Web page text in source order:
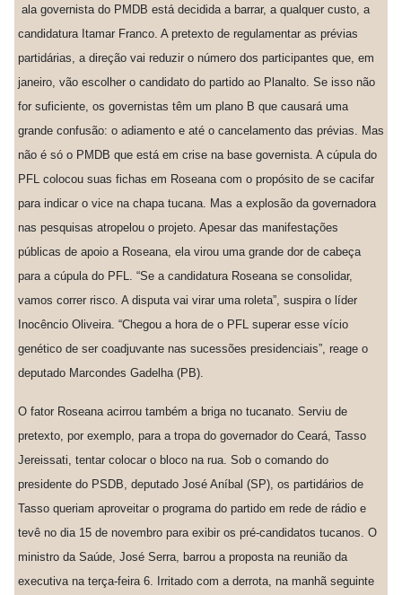
ala governista do PMDB está decidida a barrar, a qualquer custo, a
candidatura Itamar Franco. A pretexto de regulamentar as prévias
partidárias, a direção vai reduzir o número dos participantes que, em
janeiro, vão escolher o candidato do partido ao Planalto. Se isso não
for suficiente, os governistas têm um plano B que causará uma
grande confusão: o adiamento e até o cancelamento das prévias. Mas
não é só o PMDB que está em crise na base governista. A cúpula do
PFL colocou suas fichas em Roseana com o propósito de se cacifar
para indicar o vice na chapa tucana. Mas a explosão da governadora
nas pesquisas atropelou o projeto. Apesar das manifestações
públicas de apoio a Roseana, ela virou uma grande dor de cabeça
para a cúpula do PFL. “Se a candidatura Roseana se consolidar,
vamos correr risco. A disputa vai virar uma roleta”, suspira o líder
Inocêncio Oliveira. “Chegou a hora de o PFL superar esse vício
genético de ser coadjuvante nas sucessões presidenciais”, reage o
deputado Marcondes Gadelha (PB).
O fator Roseana acirrou também a briga no tucanato. Serviu de
pretexto, por exemplo, para a tropa do governador do Ceará, Tasso
Jereissati, tentar colocar o bloco na rua. Sob o comando do
presidente do PSDB, deputado José Aníbal (SP), os partidários de
Tasso queriam aproveitar o programa do partido em rede de rádio e
tevê no dia 15 de novembro para exibir os pré-candidatos tucanos. O
ministro da Saúde, José Serra, barrou a proposta na reunião da
executiva na terça-feira 6. Irritado com a derrota, na manhã seguinte